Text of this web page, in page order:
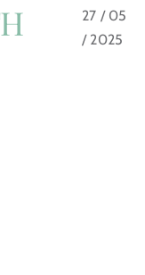
27 / 05
/ 2025